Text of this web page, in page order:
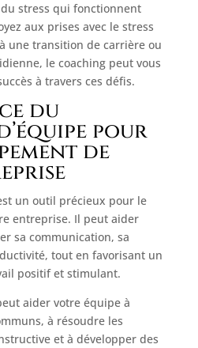
stress qui fonctionnent
aux prises avec le stress
une transition de carrière ou
le coaching peut vous
à travers ces défis.
du
pour
de
un outil précieux pour le
entreprise. Il peut aider
sa communication, sa
tout en favorisant un
positif et stimulant.
aider votre équipe à
à résoudre les
et à développer des